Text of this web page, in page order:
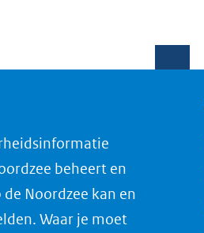
beheert en
Noordzee kan en
Waar je moet